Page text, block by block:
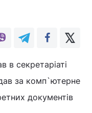
в секретаріаті
за комп`ютерне
документів